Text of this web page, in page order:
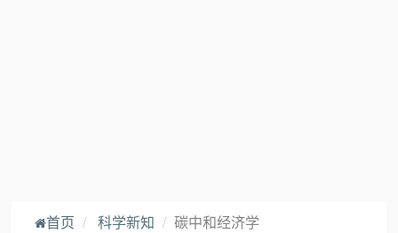
首页 科学新知 碳中和经济学